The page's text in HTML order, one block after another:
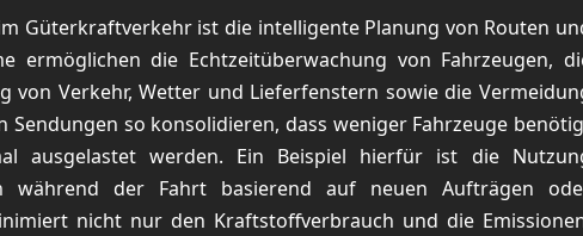
Güterkraftverkehr ist die intelligente Planung von Routen
ermöglichen die Echtzeitüberwachung von Fahrzeugen,
Verkehr, Wetter und Lieferfenstern sowie die
so konsolidieren, dass weniger Fahrzeuge
ausgelastet werden. Ein Beispiel hierfür ist die
während der Fahrt basierend auf neuen Aufträgen
nicht nur den Kraftstoffverbrauch und die